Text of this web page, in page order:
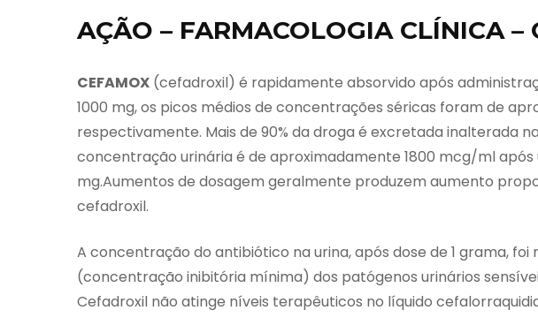
AÇÃO – FARMACOLOGIA CLÍNICA –
CEFAMOX (cefadroxil) é rapidamente absorvido após
1000 mg, os picos médios de concentrações séricas foram de
respectivamente. Mais de 90% da droga é excretada inalterada
concentração urinária é de aproximadamente 1800 mcg/ml após
mg.Aumentos de dosagem geralmente produzem aumento
cefadroxil.
A concentração do antibiótico na urina, após dose de 1 grama,
(concentração inibitória mínima) dos patógenos urinários
Cefadroxil não atinge níveis terapêuticos no líquido